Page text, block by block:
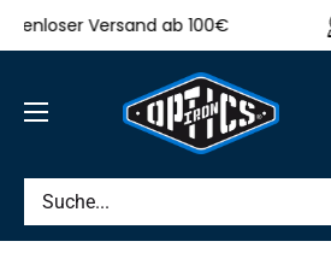
Direkt
zum
Versand ab 100€
IRON